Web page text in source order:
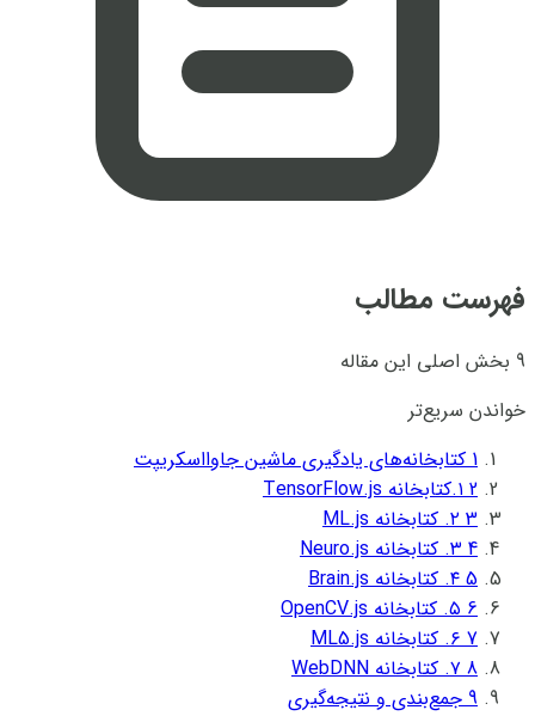
فهرست مطالب
9 بخش اصلی این مقاله
خواندن سریع‌تر
1 کتابخانه‌های یادگیری ماشین جاوااسکریپت
2 ۱.کتابخانه TensorFlow.js
3 ۲. کتابخانه ML.js
4 ۳. کتابخانه Neuro.js
5 ۴. کتابخانه Brain.js
6 ۵. کتابخانه OpenCV.js
7 ۶. کتابخانه ML5.js
8 ۷. کتابخانه WebDNN
9 جمع‌بندی و نتیجه‌گیری